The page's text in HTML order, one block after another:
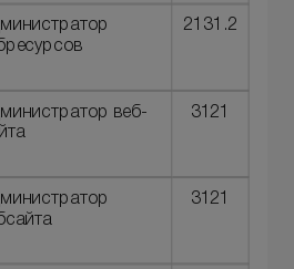
2131.2
веб- 3121
3121